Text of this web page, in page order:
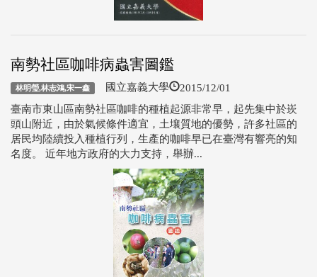
南勢社區咖啡病蟲害圖鑑
林明瑩,林志鴻,宋一鑫 國立嘉義大學 2015/12/01
臺南市東山區南勢社區咖啡的種植起源非常早，起先集中於崁
頭山附近，由於氣候條件適宜，土壤質地的優勢，許多社區的
居民均陸續投入種植行列，生產的咖啡早已在臺灣有響亮的知
名度。 近年地方政府的大力支持，舉辦...